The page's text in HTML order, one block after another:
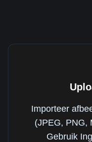
Importeer
(JPEG, PNG,
Gebruik